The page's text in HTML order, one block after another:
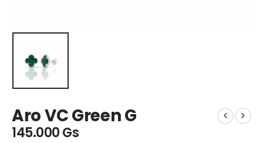
Aro VC Green G
145.000Gs